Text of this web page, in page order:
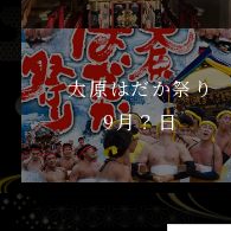
大原はだか祭り
9月？日